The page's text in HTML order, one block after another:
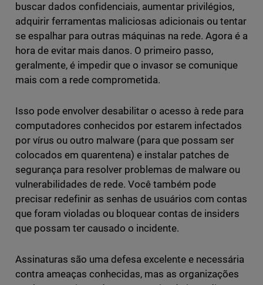
buscar dados confidenciais, aumentar privilégios,
adquirir ferramentas maliciosas adicionais ou tentar
se espalhar para outras máquinas na rede. Agora é a
hora de evitar mais danos. O primeiro passo,
geralmente, é impedir que o invasor se comunique
mais com a rede comprometida.
Isso pode envolver desabilitar o acesso à rede para
computadores conhecidos por estarem infectados
por vírus ou outro malware (para que possam ser
colocados em quarentena) e instalar patches de
segurança para resolver problemas de malware ou
vulnerabilidades de rede. Você também pode
precisar redefinir as senhas de usuários com contas
que foram violadas ou bloquear contas de insiders
que possam ter causado o incidente.
Assinaturas são uma defesa excelente e necessária
contra ameaças conhecidas, mas as organizações